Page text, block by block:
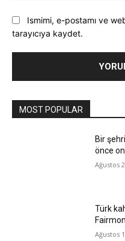
Ismimi, e-postamı ve
tarayıcıya kaydet.
MOST POPULAR
Bir
önce
Ağustos
Türk
Ağustos